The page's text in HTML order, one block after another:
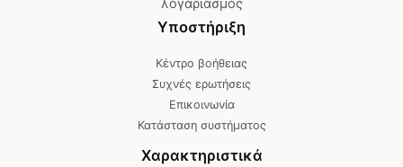
λογαριασμός
Υποστήριξη
Κέντρο βοήθειας
Συχνές ερωτήσεις
Επικοινωνία
Κατάσταση συστήματος
Χαρακτηριστικά